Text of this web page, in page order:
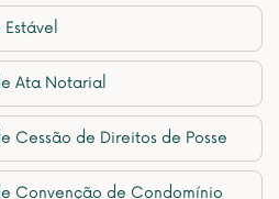
Ata Notarial
Cessão de Direitos de Posse
Convenção de Condomínio